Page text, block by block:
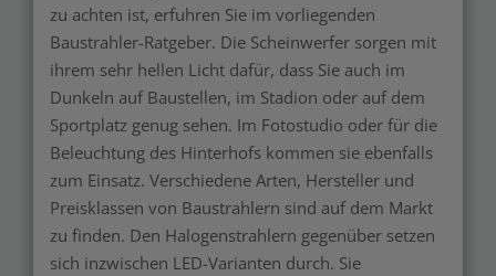
zu achten ist, erfuhren Sie im vorliegenden
Baustrahler-Ratgeber. Die Scheinwerfer sorgen mit
ihrem sehr hellen Licht dafür, dass Sie auch im
Dunkeln auf Baustellen, im Stadion oder auf dem
Sportplatz genug sehen. Im Fotostudio oder für die
Beleuchtung des Hinterhofs kommen sie ebenfalls
zum Einsatz. Verschiedene Arten, Hersteller und
Preisklassen von Baustrahlern sind auf dem Markt
zu finden. Den Halogenstrahlern gegenüber setzen
sich inzwischen LED-Varianten durch. Sie